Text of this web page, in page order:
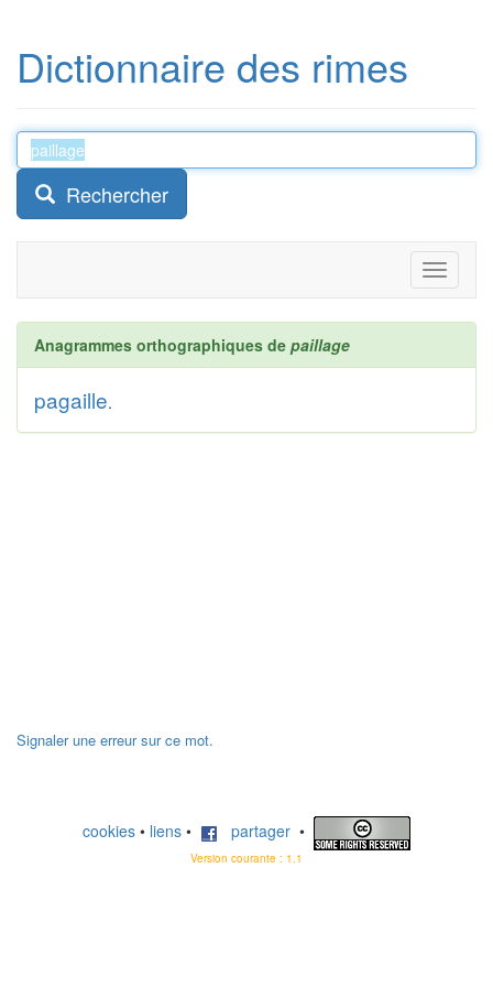
Dictionnaire des rimes
Rechercher
Toggle
Anagrammes orthographiques de paillage
pagaille.
Signaler une erreur sur ce mot.
cookies • liens • partager •
Version courante : 1.1